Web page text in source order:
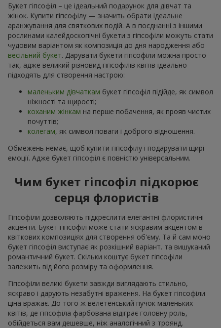
Букет гіпсофіл – це ідеальний подарунок для дівчат та
жінок. Купити гіпсофілу — значить обрати ідеальне
аранжування для святкових подій. А в поєднанні з іншими
рослинами калейдоскопічні букети з гіпсофіли можуть стати
чудовим варіантом як композиція до дня народження або
весільний букет. Дарувати букети гіпсофіли можна просто
так, адже великий різновид гіпсофілів квітів ідеально
підходять для створення настрою:
маленьким дівчаткам букет гіпсофіл підійде, як символ
ніжності та щирості;
коханим жінкам на перше побачення, як прояв чистих
почуттів;
колегам, як символ поваги і доброго відношення.
Обмежень немає, щоб купити гіпсофілу і подарувати щирі
емоції. Адже букет гіпсофіл є повністю універсальним.
Чим букет гіпсофіл підкорює
серця флористів
Гіпсофіли дозволяють підкреслити елегантні флористичні
акценти. Букет гіпсофіл може стати яскравим акцентом в
квіткових композиціях для створення об'єму. Та й сам моно
букет гіпсофіл виступає як розкішний варіант. та вишуканий
романтичний букет. Скільки коштує букет гіпсофіли
залежить від його розміру та оформлення.
Гіпсофіли великі букети завжди виглядають стильно,
яскраво і дарують незабутні враження. На букет гіпсофіли
ціна вражає. До того ж велетенський пучок маленьких
квітів, де гіпсофіла фарбована відіграє головну роль,
обійдеться вам дешевше, ніж аналогічний з троянд.